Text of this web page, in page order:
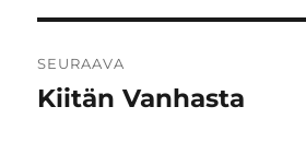
SEURAAVA
Seuraava
Kiitän Vanhasta